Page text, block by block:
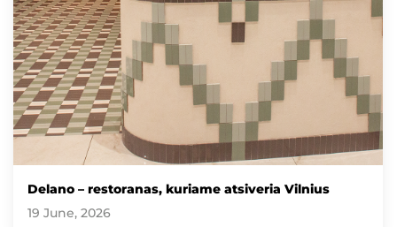
Delano – restoranas, kuriame atsiveria Vilnius
19 June, 2026